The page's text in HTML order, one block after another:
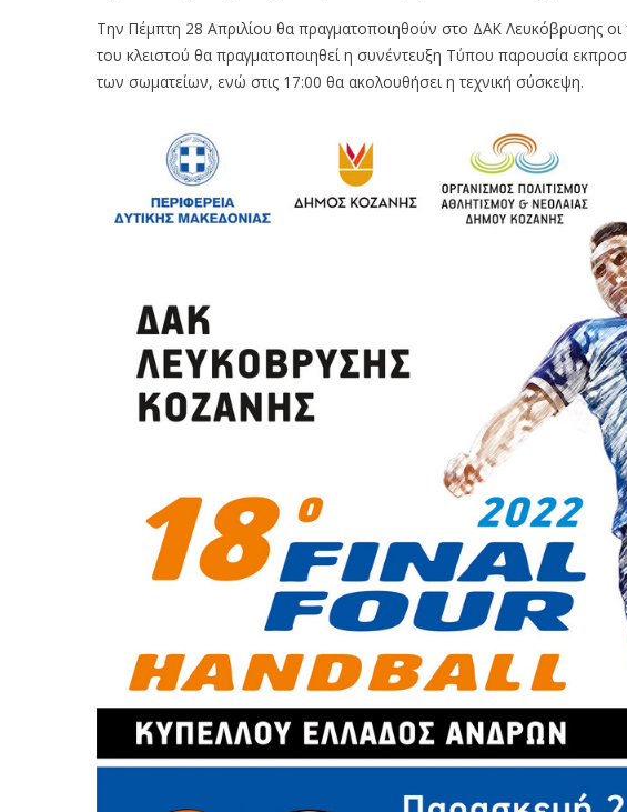
Την Πέμπτη 28 Απριλίου θα πραγματοποιηθούν στο ΔΑΚ Λευκόβρυσης οι
του κλειστού θα πραγματοποιηθεί η συνέντευξη Τύπου παρουσία
των σωματείων, ενώ στις 17:00 θα ακολουθήσει η τεχνική σύσκεψη.